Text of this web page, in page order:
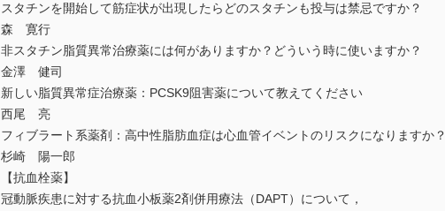
スタチンを開始して筋症状が出現したらどのスタチンも投与は禁忌ですか？
森 寛行
非スタチン脂質異常治療薬には何がありますか？どういう時に使いますか？
金澤 健司
新しい脂質異常症治療薬：PCSK9阻害薬について教えてください
西尾 亮
フィブラート系薬剤：高中性脂肪血症は心血管イベントのリスクになりますか？
杉崎 陽一郎
【抗血栓薬】
冠動脈疾患に対する抗血小板薬2剤併用療法（DAPT）について，